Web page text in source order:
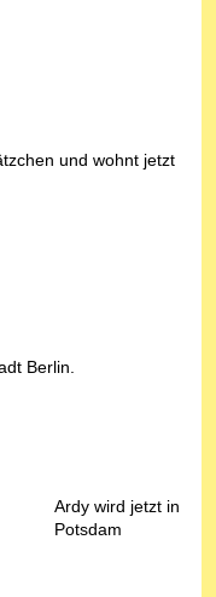
und wohnt jetzt
Berlin.
Ardy wird jetzt in
Potsdam